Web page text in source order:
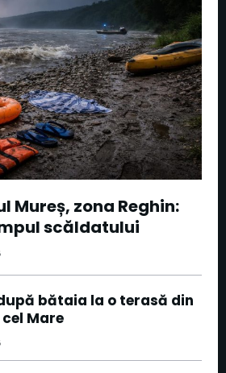
Mureș, zona Reghin:
scăldatului
după bătaia la o terasă din
Mare